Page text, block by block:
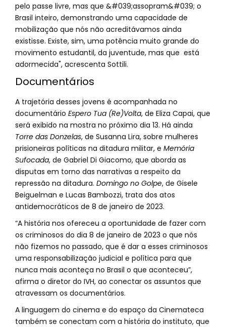
pelo passe livre, mas que &#039;assopram&#039; o
Brasil inteiro, demonstrando uma capacidade de
mobilização que nós não acreditávamos ainda
existisse. Existe, sim, uma potência muito grande do
movimento estudantil, da juventude, mas que está
adormecida", acrescenta Sottili.
Documentários
A trajetória desses jovens é acompanhada no
documentário Espero Tua (Re)Volta, de Eliza Capai, que
será exibido na mostra no próximo dia 13. Há ainda
Torre das Donzelas, de Susanna Lira, sobre mulheres
prisioneiras políticas na ditadura militar, e Memória
Sufocada, de Gabriel Di Giacomo, que aborda as
disputas em torno das narrativas a respeito da
repressão na ditadura. Domingo no Golpe, de Gisele
Beiguelman e Lucas Bambozzi, trata dos atos
antidemocráticos de 8 de janeiro de 2023.
“A história nos ofereceu a oportunidade de fazer com
os criminosos do dia 8 de janeiro de 2023 o que nós
não fizemos no passado, que é dar a esses criminosos
uma responsabilização judicial e política para que
nunca mais aconteça no Brasil o que aconteceu”,
afirma o diretor do IVH, ao conectar os assuntos que
atravessam os documentários.
A linguagem do cinema e do espaço da Cinemateca
também se conectam com a história do instituto, que